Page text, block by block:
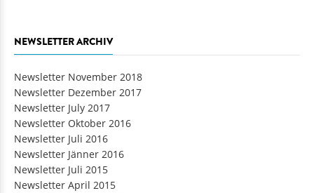
NEWSLETTER ARCHIV
Newsletter November 2018
Newsletter Dezember 2017
Newsletter July 2017
Newsletter Oktober 2016
Newsletter Juli 2016
Newsletter Jänner 2016
Newsletter Juli 2015
Newsletter April 2015